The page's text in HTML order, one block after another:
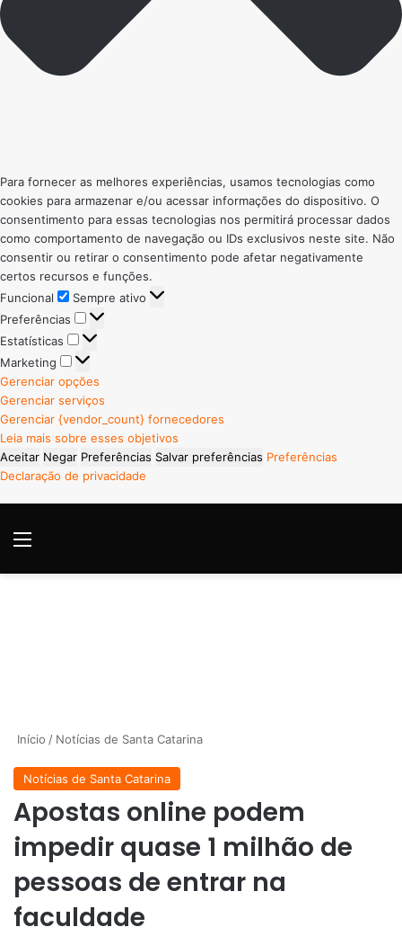
Para fornecer as melhores experiências, usamos tecnologias como
cookies para armazenar e/ou acessar informações do dispositivo. O
consentimento para essas tecnologias nos permitirá processar dados
como comportamento de navegação ou IDs exclusivos neste site. Não
consentir ou retirar o consentimento pode afetar negativamente
certos recursos e funções.
Funcional
Funcional
Sempre ativo
Preferências
Preferências
Estatísticas
Estatísticas
Marketing
Marketing
Gerenciar opções
Gerenciar serviços
Gerenciar {vendor_count} fornecedores
Leia mais sobre esses objetivos
Aceitar Negar Preferências Salvar preferências Preferências
Declaração de privacidade
Início / Notícias de Santa Catarina
Notícias de Santa Catarina
Apostas online podem
impedir quase 1 milhão de
pessoas de entrar na
faculdade